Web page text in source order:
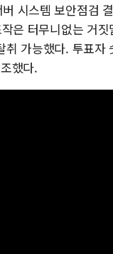
시스템 보안점검
은 터무니없는 거
가능했다. 투표
했다.